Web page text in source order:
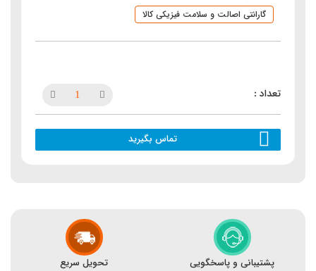
گارانتی اصالت و سلامت فیزیکی کالا
تماس بگیرید
پشتیبانی و پاسخگویی تحویل سریع